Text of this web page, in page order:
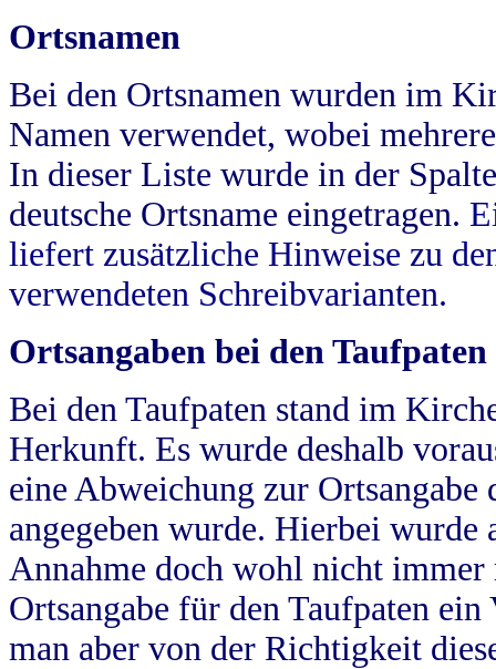
Ortsnamen
Bei den Ortsnamen wurden im
Namen verwendet, wobei
In dieser Liste wurde in der
deutsche Ortsname eingetragen.
liefert zusätzliche Hinweise zu
verwendeten Schreibvarianten.
Ortsangaben bei den Taufpaten
Bei den Taufpaten stand im
Herkunft. Es wurde deshalb
eine Abweichung zur
angegeben wurde. Hierbei wurde
Annahme doch wohl nicht
Ortsangabe für den Taufpaten
man aber von der Richtigkeit